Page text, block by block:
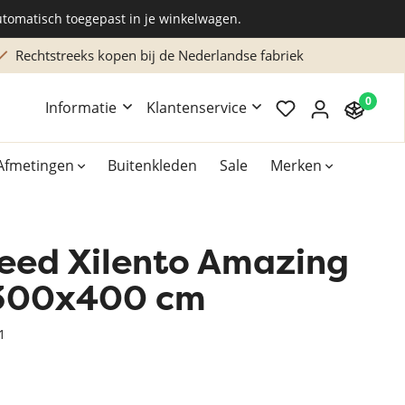
toegepast in je winkelwagen.
kopen bij de Nederlandse fabriek
Informatie Klantenservice 0
Buitenkleden Sale Merken
Overig
Accessoires
Xilento vloerkleden
Xilento Amazing
cm